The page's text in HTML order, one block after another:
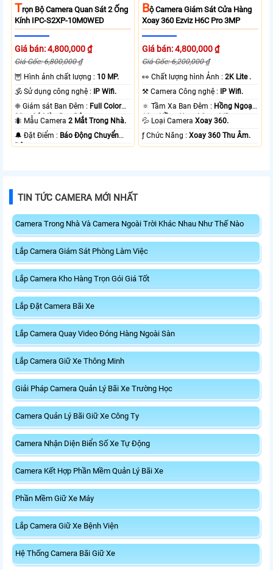
TRọn Bộ Camera Quan Sát 2 Ống
Kính IPC-S2XP-10M0WED
Giá bán: 4,800,000 ₫
Giá Gốc: 6,800,000 ₫
🦉 Hình ảnh chất lượng : 10 MP.
🕉️ Sử dụng công nghệ :
IP Wifi.
❈ Giám sát Ban Đêm : Full Color
20m Có Màu Ban Ðêm.
🐜 Mẫu Camera2 Mắt Trong Nhà.
️🔔 Đặt Điểm : Báo Động Chuyển
Động.
BỘ Camera Giám Sát Cửa Hàng
Xoay 360 Ezviz H6C Pro 3MP
Giá bán: 4,800,000 ₫
Giá Gốc: 6,200,000 ₫
️👀 Chất lượng hình Ảnh :2K Lite .
⚒ Camera Công nghệ :
IP Wifi.
🔅 Tầm Xa Ban Đêm : Hồng Ngoại
10m Hồng Ngoại Smart IR.
💦 Loại CameraXoay 360.
️ƒ Chức Năng :Xoay 360 Thu Âm.
TIN TỨC CAMERA MỚI NHẤT
Camera Trong Nhà Và Camera Ngoài Trời Khác Nhau Như Thế Nào
Lắp Camera Giám Sát Phòng Làm Việc
Lắp Camera Kho Hàng Trọn Gói Giá Tốt
Lắp Đặt Camera Bãi Xe
Lắp Camera Quay Video Đóng Hàng Ngoài Sàn
Lắp Camera Giữ Xe Thông Minh
Giải Pháp Camera Quản Lý Bãi Xe Trường Học
Camera Quản Lý Bãi Giữ Xe Công Ty
Camera Nhận Diện Biển Số Xe Tự Động
Camera Kết Hợp Phần Mềm Quản Lý Bãi Xe
Phần Mềm Giữ Xe Máy
Lắp Camera Giữ Xe Bệnh Viện
Hệ Thống Camera Bãi Giữ Xe